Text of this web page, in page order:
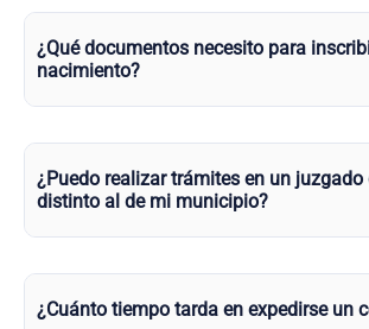
¿Qué documentos necesito para
nacimiento?
¿Puedo realizar trámites en un juzgado
distinto al de mi municipio?
¿Cuánto tiempo tarda en expedirse un